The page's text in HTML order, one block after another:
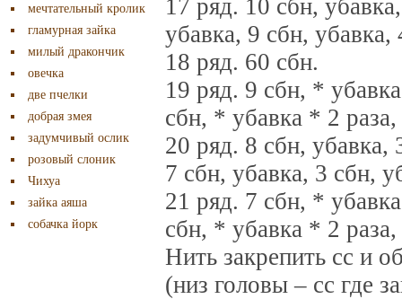
мечтательный кролик
гламурная зайка
милый дракончик
овечка
две пчелки
добрая змея
задумчивый ослик
розовый слоник
Чихуа
зайка аяша
собачка йорк
17 ряд. 10 сбн,
убавка, 9 сбн,
18 ряд. 60 сбн.
19 ряд. 9 сбн, *
сбн, * убавка * 2
20 ряд. 8 сбн, убавка,
7 сбн, убавка, 3 сбн,
21 ряд. 7 сбн, *
сбн, * убавка * 2
Нить закрепить сс и
(низ головы – сс где